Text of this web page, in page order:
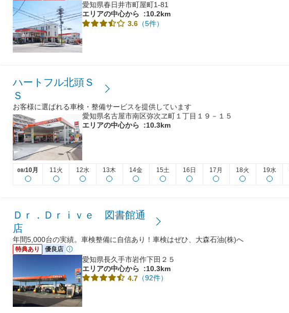
愛知県春日井市町屋町1-81
エリアの中心から
:10.2km
3.6 （5件）
ハートフル北頭Ｓ
Ｓ
お客様に選ばれる車検・整備サービスを提供しています
愛知県名古屋市南区弥次ヱ町１丁目１９－１５
エリアの中心から
:10.3km
08/10月 11火 12水 13木 14金 15土 16日 17月 18火 19水
Ｄｒ．Ｄｒｉｖｅ 図書館通
店
年間5,000台の実績。車検整備に自信あり！車検はぜひ、大森石油(株)へ
特典あり 優良店
愛知県長久手市岩作下田２５
エリアの中心から
:10.3km
4.7 （92件）